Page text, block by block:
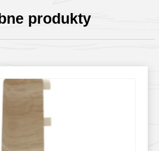
produkty